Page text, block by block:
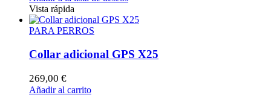
Vista rápida
PARA PERROS
Collar adicional GPS X25
269,00 €
Añadir al carrito